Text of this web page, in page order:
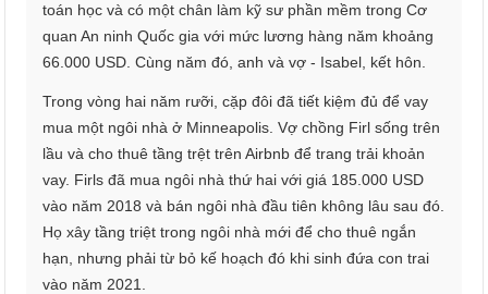
toán học và có một chân làm kỹ sư phần mềm trong Cơ
quan An ninh Quốc gia với mức lương hàng năm khoảng
66.000 USD. Cùng năm đó, anh và vợ - Isabel, kết hôn.
Trong vòng hai năm rưỡi, cặp đôi đã tiết kiệm đủ để vay
mua một ngôi nhà ở Minneapolis. Vợ chồng Firl sống trên
lầu và cho thuê tầng trệt trên Airbnb để trang trải khoản
vay. Firls đã mua ngôi nhà thứ hai với giá 185.000 USD
vào năm 2018 và bán ngôi nhà đầu tiên không lâu sau đó.
Họ xây tầng triệt trong ngôi nhà mới để cho thuê ngắn
hạn, nhưng phải từ bỏ kế hoạch đó khi sinh đứa con trai
vào năm 2021.